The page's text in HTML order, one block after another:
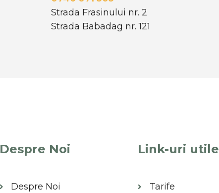
Strada Frasinului nr. 2
Strada Babadag nr. 121
Despre Noi
Despre Noi
Link-uri utile
Tarife